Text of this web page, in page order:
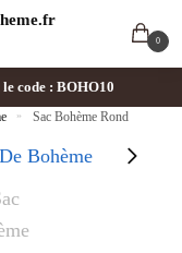
0
le code : BOHO10
» Sac Bohème Rond